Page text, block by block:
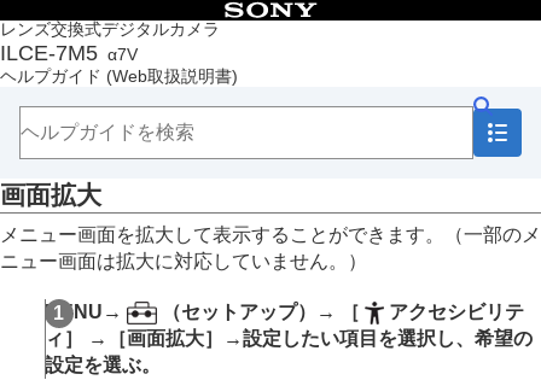
レンズ交換式デジタルカメラ
ILCE-7M5 α7V
ヘルプガイド (Web取扱説明書)
目次
トップページ
ヘルプガイドの使いかた
本体と付属品を確認する
本機の基本操作
準備/基本的な撮影
MENU一覧から機能を探す
撮影機能を活用する
再生する
カメラの設定を変更する
メモリーカードの設定
画面拡大
メニュー画面を拡大して表示することができます。（一部のメ
ニュー画面は拡大に対応していません。）
MENU → （セットアップ）→ ［
アクセシビリテ
ィ］
→ ［画面拡大］
→設定したい項目を選択し、希望の
設定を選ぶ。